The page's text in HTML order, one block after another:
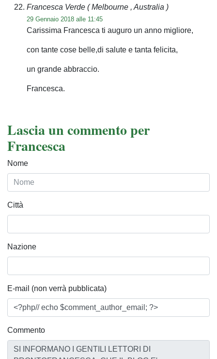
Francesca Verde ( Melbourne , Australia )
29 Gennaio 2018 alle 11:45
Carissima Francesca ti auguro un anno migliore,
con tante cose belle,di salute e tanta felicita,
un grande abbraccio.
Francesca.
Lascia un commento per
Francesca
Nome
Città
Nazione
E-mail (non verrà pubblicata)
Commento